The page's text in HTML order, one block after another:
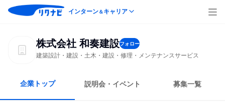
インターン＆キャリア
株式会社 和奏建設フォロー
建築設計・建設・土木・建設・修理・メンテナンスサービス
企業トップ 説明会・イベント 募集一覧